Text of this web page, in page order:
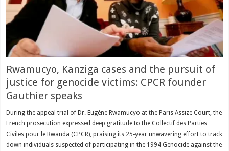
Rwamucyo, Kanziga cases and the pursuit of
justice for genocide victims: CPCR founder
Gauthier speaks
During the appeal trial of Dr. Eugène Rwamucyo at the Paris Assize Court, the
French prosecution expressed deep gratitude to the Collectif des Parties
Civiles pour le Rwanda (CPCR), praising its 25-year unwavering effort to track
down individuals suspected of participating in the 1994 Genocide against the